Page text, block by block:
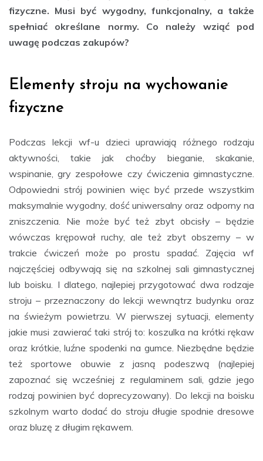
fizyczne. Musi być wygodny, funkcjonalny, a także
spełniać określane normy. Co należy wziąć pod
uwagę podczas zakupów?
Elementy stroju na wychowanie
fizyczne
Podczas lekcji wf-u dzieci uprawiają różnego rodzaju
aktywności, takie jak choćby bieganie, skakanie,
wspinanie, gry zespołowe czy ćwiczenia gimnastyczne.
Odpowiedni strój powinien więc być przede wszystkim
maksymalnie wygodny, dość uniwersalny oraz odporny na
zniszczenia. Nie może być też zbyt obcisły – będzie
wówczas krępował ruchy, ale też zbyt obszerny – w
trakcie ćwiczeń może po prostu spadać. Zajęcia wf
najczęściej odbywają się na szkolnej sali gimnastycznej
lub boisku. I dlatego, najlepiej przygotować dwa rodzaje
stroju – przeznaczony do lekcji wewnątrz budynku oraz
na świeżym powietrzu. W pierwszej sytuacji, elementy
jakie musi zawierać taki strój to: koszulka na krótki rękaw
oraz krótkie, luźne spodenki na gumce. Niezbędne będzie
też sportowe obuwie z jasną podeszwą (najlepiej
zapoznać się wcześniej z regulaminem sali, gdzie jego
rodzaj powinien być doprecyzowany). Do lekcji na boisku
szkolnym warto dodać do stroju długie spodnie dresowe
oraz bluzę z długim rękawem.